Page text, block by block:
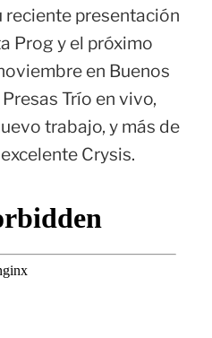
reciente presentación
Prog y el próximo
en Buenos
Trío en vivo,
trabajo, y más de
Crysis.